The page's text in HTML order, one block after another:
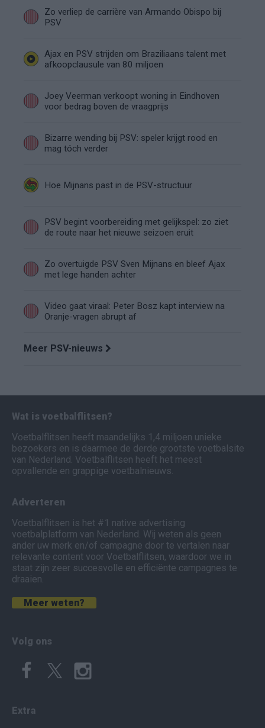
Zo verliep de carrière van Armando Obispo bij
PSV
Ajax en PSV strijden om Braziliaans talent met
afkoopclausule van 80 miljoen
Joey Veerman verkoopt woning in Eindhoven
voor bedrag boven de vraagprijs
Bizarre wending bij PSV: speler krijgt rood en
mag tóch verder
Hoe Mijnans past in de PSV-structuur
PSV begint voorbereiding met gelijkspel: zo ziet
de route naar het nieuwe seizoen eruit
Zo overtuigde PSV Sven Mijnans en bleef Ajax
met lege handen achter
Video gaat viraal: Peter Bosz kapt interview na
Oranje-vragen abrupt af
Meer PSV-nieuws
Wat is voetbalflitsen?
Voetbalflitsen heeft maandelijks 1,4 miljoen unieke
bezoekers en is daarmee de derde grootste voetbalsite
van Nederland. Voetbalflitsen heeft het meest
opvallende en grappige voetbalnieuws.
Adverteren
Voetbalflitsen is het #1 native advertising
voetbalplatform van Nederland. Wij weten als geen
ander uw merk en/of campagne door te vertalen naar
relevante content voor Voetbalflitsen, waardoor we in
staat zijn zeer succesvolle en efficiënte campagnes te
draaien.
Meer weten?
Volg ons
Extra